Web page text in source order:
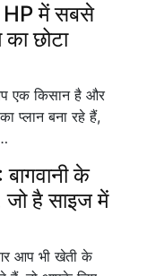
में सबसे
छोटा
एक किसान है और
प्लान बना रहे हैं,
के
है साइज में
आप भी खेती के